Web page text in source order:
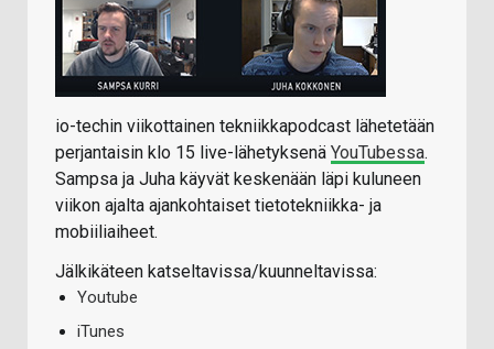
io-techin viikottainen tekniikkapodcast lähetetään
perjantaisin klo 15 live-lähetyksenä YouTubessa.
Sampsa ja Juha käyvät keskenään läpi kuluneen
viikon ajalta ajankohtaiset tietotekniikka- ja
mobiiliaiheet.
Jälkikäteen katseltavissa/kuunneltavissa:
Youtube
iTunes